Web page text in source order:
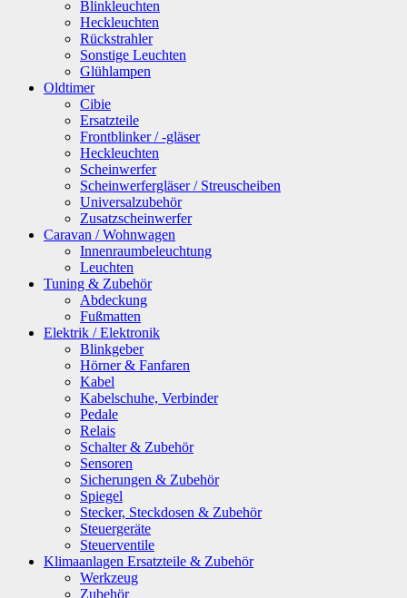
Blinkleuchten
Heckleuchten
Rückstrahler
Sonstige Leuchten
Glühlampen
Oldtimer
Cibie
Ersatzteile
Frontblinker / -gläser
Heckleuchten
Scheinwerfer
Scheinwerfergläser / Streuscheiben
Universalzubehör
Zusatzscheinwerfer
Caravan / Wohnwagen
Innenraumbeleuchtung
Leuchten
Tuning & Zubehör
Abdeckung
Fußmatten
Elektrik / Elektronik
Blinkgeber
Hörner & Fanfaren
Kabel
Kabelschuhe, Verbinder
Pedale
Relais
Schalter & Zubehör
Sensoren
Sicherungen & Zubehör
Spiegel
Stecker, Steckdosen & Zubehör
Steuergeräte
Steuerventile
Klimaanlagen Ersatzteile & Zubehör
Werkzeug
Zubehör